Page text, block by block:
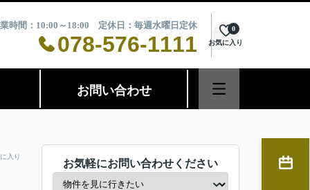
時間：10:00～18:00 定休日：毎週水曜日定休
078-576-1111 お気に入り
0
お問い合わせ
入り
お気軽にお問い合わせください